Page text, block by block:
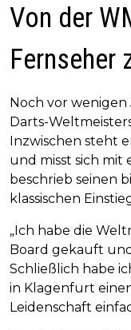
Von der
Fernseher
Noch vor
Darts-
Inzwischen steht
und misst sich mit
beschrieb seinen
klassischen
„Ich habe die
Board gekauft
Schließlich habe
in Klagenfurt
Leidenschaft